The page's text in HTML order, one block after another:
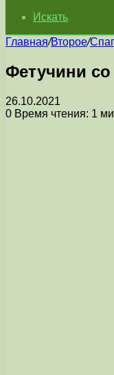
Искать
Главная/Второе/
Фетучини
26.10.2021
0 Время чтения: 1